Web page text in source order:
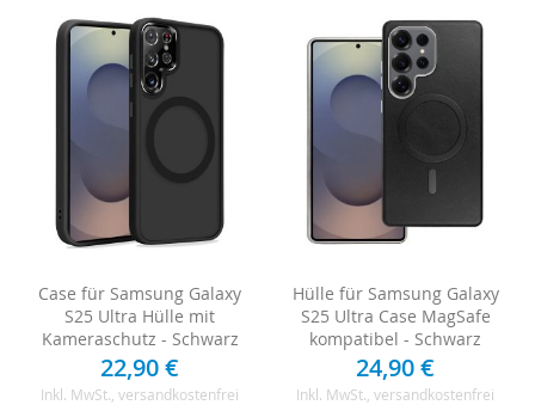
Case für Samsung Galaxy
S25 Ultra Hülle mit
Kameraschutz - Schwarz
22,90 €
Inkl. MwSt. , versandkostenfrei
Hülle für Samsung Galaxy
S25 Ultra Case MagSafe
kompatibel - Schwarz
24,90 €
Inkl. MwSt. , versandkostenfrei